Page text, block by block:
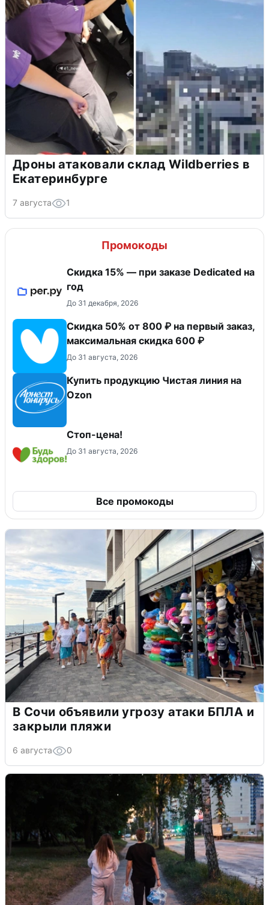
Дроны атаковали склад Wildberries в
Екатеринбурге
7 августа 1
Промокоды
Скидка 15% — при заказе Dedicated на
год
До 31 декабря, 2026
Скидка 50% от 800 ₽ на первый заказ,
максимальная скидка 600 ₽
До 31 августа, 2026
Купить продукцию Чистая линия на
Ozon
Стоп-цена!
До 31 августа, 2026
Все промокоды
В Сочи объявили угрозу атаки БПЛА и
закрыли пляжи
6 августа 0